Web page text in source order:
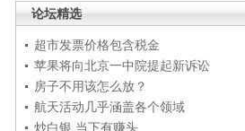
论坛精选
超市发票价格包含税金
苹果将向北京一中院提起新诉讼
房子不用该怎么放？
航天活动几乎涵盖各个领域
炒白银 当下有赚头